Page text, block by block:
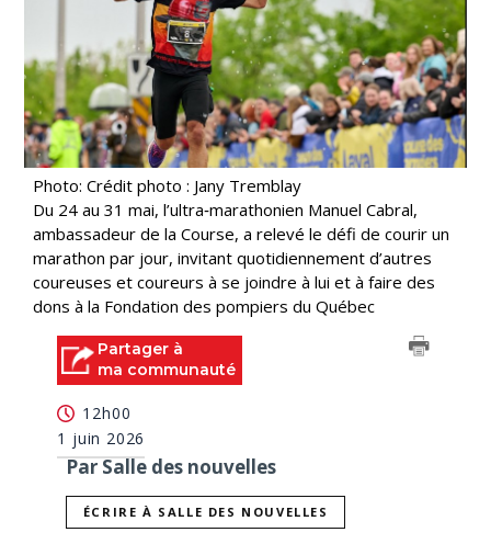
Photo: Crédit photo : Jany Tremblay
Du 24 au 31 mai, l’ultra‑marathonien Manuel Cabral,
ambassadeur de la Course, a relevé le défi de courir un
marathon par jour, invitant quotidiennement d’autres
coureuses et coureurs à se joindre à lui et à faire des
dons à la Fondation des pompiers du Québec
Partager à
ma communauté
12h00
1 juin 2026
Par Salle des nouvelles
ÉCRIRE À SALLE DES NOUVELLES